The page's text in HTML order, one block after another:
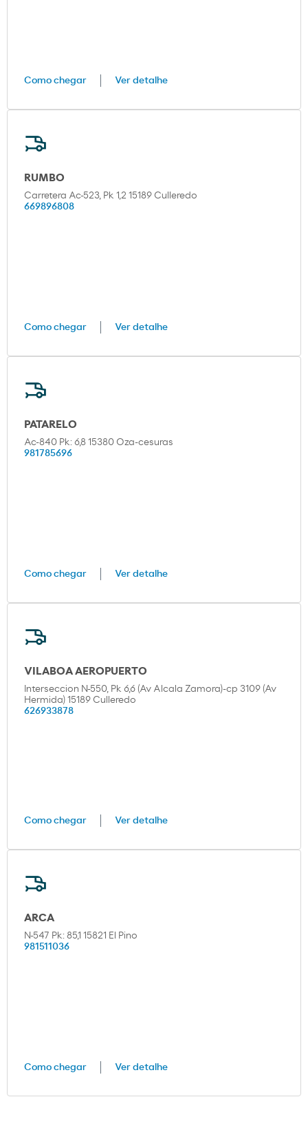
Como chegar Ver detalhe
RUMBO
Carretera Ac-523, Pk 1,2 15189 Culleredo
669896808
Como chegar Ver detalhe
PATARELO
Ac-840 Pk: 6,8 15380 Oza-cesuras
981785696
Como chegar Ver detalhe
VILABOA AEROPUERTO
Interseccion N-550, Pk 6,6 (Av Alcala Zamora)-cp 3109 (Av
Hermida) 15189 Culleredo
626933878
Como chegar Ver detalhe
ARCA
N-547 Pk: 85,1 15821 El Pino
981511036
Como chegar Ver detalhe